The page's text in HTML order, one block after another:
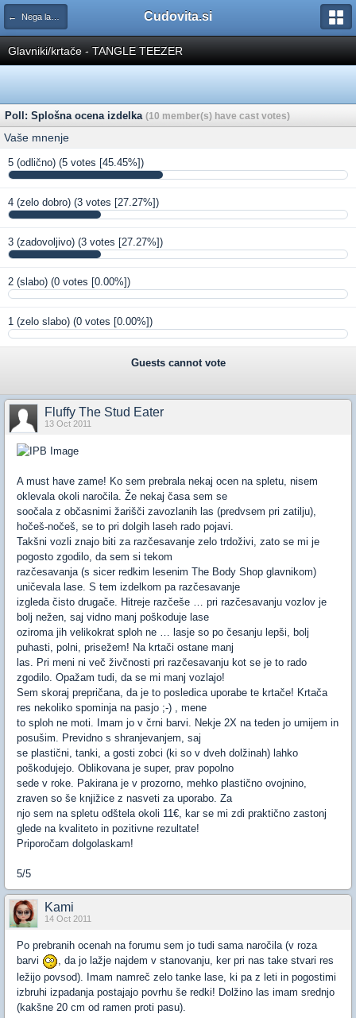
← Nega las (ocenjevanje) Cudovita.si
Glavniki/krtače - TANGLE TEEZER
Poll: Splošna ocena izdelka (10 member(s) have cast votes)
Vaše mnenje
5 (odlično) (5 votes [45.45%])
4 (zelo dobro) (3 votes [27.27%])
3 (zadovoljivo) (3 votes [27.27%])
2 (slabo) (0 votes [0.00%])
1 (zelo slabo) (0 votes [0.00%])
Guests cannot vote
Fluffy The Stud Eater
13 Oct 2011
A must have zame! Ko sem prebrala nekaj ocen na spletu, nisem
oklevala okoli naročila. Že nekaj časa sem se
soočala z občasnimi žarišči zavozlanih las (predvsem pri zatilju),
hočeš-nočeš, se to pri dolgih laseh rado pojavi.
Takšni vozli znajo biti za razčesavanje zelo trdoživi, zato se mi je
pogosto zgodilo, da sem si tekom
razčesavanja (s sicer redkim lesenim The Body Shop glavnikom)
uničevala lase. S tem izdelkom pa razčesavanje
izgleda čisto drugače. Hitreje razčeše … pri razčesavanju vozlov je
bolj nežen, saj vidno manj poškoduje lase
oziroma jih velikokrat sploh ne … lasje so po česanju lepši, bolj
puhasti, polni, prisežem! Na krtači ostane manj
las. Pri meni ni več živčnosti pri razčesavanju kot se je to rado
zgodilo. Opažam tudi, da se mi manj vozlajo!
Sem skoraj prepričana, da je to posledica uporabe te krtače! Krtača
res nekoliko spominja na pasjo ;-) , mene
to sploh ne moti. Imam jo v črni barvi. Nekje 2X na teden jo umijem in
posušim. Previdno s shranjevanjem, saj
se plastični, tanki, a gosti zobci (ki so v dveh dolžinah) lahko
poškodujejo. Oblikovana je super, prav popolno
sede v roke. Pakirana je v prozorno, mehko plastično ovojnino,
zraven so še knjižice z nasveti za uporabo. Za
njo sem na spletu odštela okoli 11€, kar se mi zdi praktično zastonj
glede na kvaliteto in pozitivne rezultate!
Priporočam dolgolaskam!
5/5
Kami
14 Oct 2011
Po prebranih ocenah na forumu sem jo tudi sama naročila (v roza
barvi
, da jo lažje najdem v stanovanju, ker pri nas take stvari res
ležijo povsod). Imam namreč zelo tanke lase, ki pa z leti in pogostimi
izbruhi izpadanja postajajo povrhu še redki! Dolžino las imam srednjo
(kakšne 20 cm od ramen proti pasu).